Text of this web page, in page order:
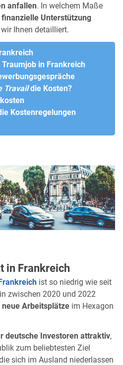
anfallen. In welchem Maße
Unterstützung
Ihnen detailliert.
in Frankreich
Travaildie Kosten?
Kostenregelungen
in Frankreich
ist so niedrig wie seit
zwischen 2020 und 2022
Arbeitsplätze im Hexagon
deutsche Investoren attraktiv,
zum beliebtesten Ziel
sich im Ausland niederlassen